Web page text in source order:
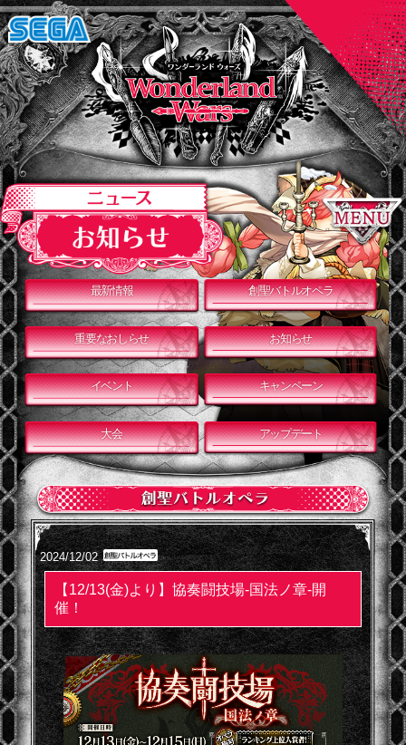
最新情報 創聖バトルオペラ
重要なおしらせ お知らせ
イベント キャンペーン
大会 アップデート
2024/12/02
【12/13(金)より】協奏闘技場-国法ノ章-開
催！